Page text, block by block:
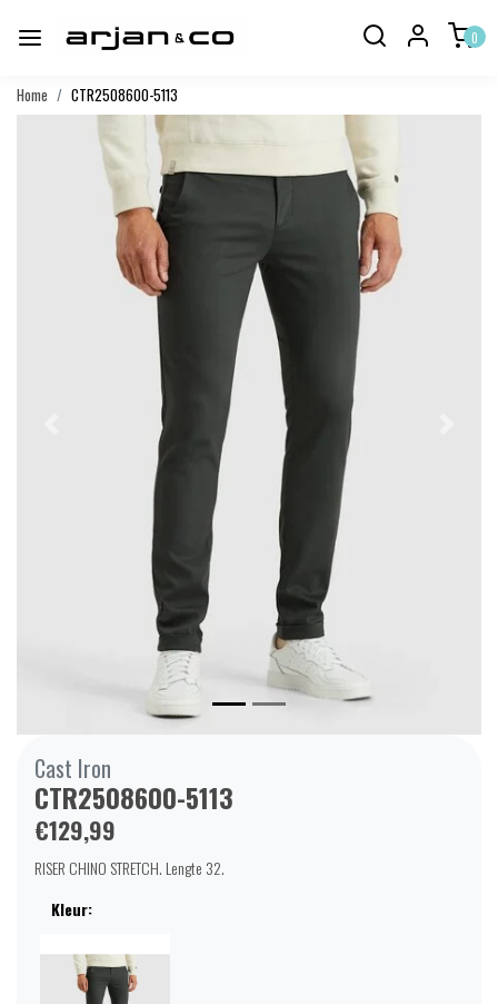
0
Home CTR2508600-5113
Cast Iron
CTR2508600-5113
€129,99
RISER CHINO STRETCH. Lengte 32.
Kleur: